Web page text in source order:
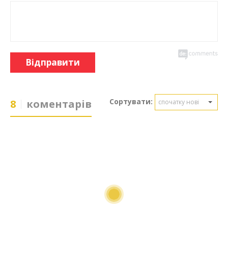
Відправити
8 коментарів Сортувати: спочатку нові